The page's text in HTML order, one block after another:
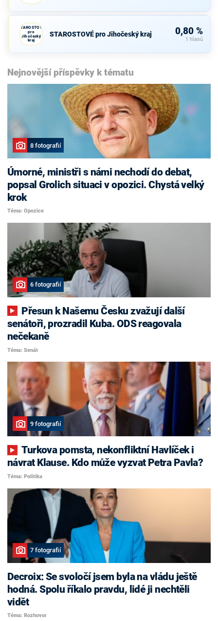
STAROSTOVÉ
pro
Jihočeský
kraj
STAROSTOVÉ pro Jihočeský kraj 0,80 %
1 hlasů
Nejnovější příspěvky k tématu
8 fotografií
Úmorné, ministři s námi nechodí do debat,
popsal Grolich situaci v opozici. Chystá velký
krok
Téma: Opozice
6 fotografií
senátoři, prozradil Kuba. ODS reagovala
nečekaně
Téma: Senát
9 fotografií
Turkova pomsta, nekonfliktní Havlíček i
návrat Klause. Kdo může vyzvat Petra Pavla?
Téma: Politika
7 fotografií
Decroix: Se svoločí jsem byla na vládu ještě
hodná. Spolu říkalo pravdu, lidé ji nechtěli
vidět
Téma: Rozhovor